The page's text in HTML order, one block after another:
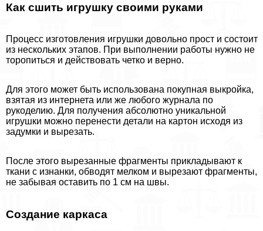
Как сшить игрушку своими руками
Процесс изготовления игрушки довольно прост и состоит
из нескольких этапов. При выполнении работы нужно не
торопиться и действовать четко и верно.
Для этого может быть использована покупная выкройка,
взятая из интернета или же любого журнала по
рукоделию. Для получения абсолютно уникальной
игрушки можно перенести детали на картон исходя из
задумки и вырезать.
После этого вырезанные фрагменты прикладывают к
ткани с изнанки, обводят мелком и вырезают фрагменты,
не забывая оставить по 1 см на швы.
Создание каркаса